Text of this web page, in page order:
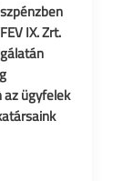
IX. Zrt.
ügyfelek